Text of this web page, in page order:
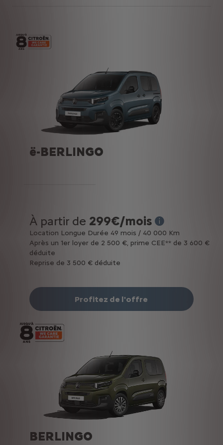
ë-BERLINGO
À partir de 299€/mois
* Exemple pour
Location Longue Durée 49 mois / 40 000 Km
Après un 1er loyer de 2 500 €, prime CEE** de 3 600 €
déduite
Reprise de 3 500 € déduite
Profitez de l'offre
BERLINGO